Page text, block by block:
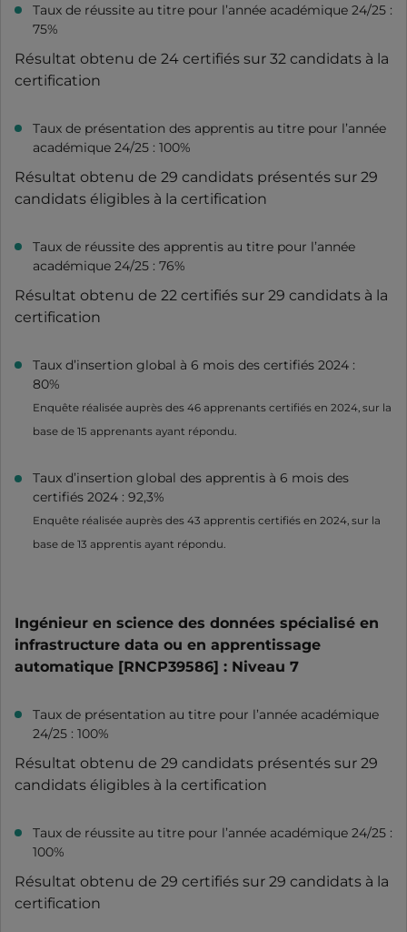
Taux de réussite au titre pour l’année académique 24/25 :
75%
Résultat obtenu de 24 certifiés sur 32 candidats à la
certification
Taux de présentation des apprentis au titre pour l’année
académique 24/25 : 100%
Résultat obtenu de 29 candidats présentés sur 29
candidats éligibles à la certification
Taux de réussite des apprentis au titre pour l’année
académique 24/25 : 76%
Résultat obtenu de 22 certifiés sur 29 candidats à la
certification
Taux d’insertion global à 6 mois des certifiés 2024 :
80%
Enquête réalisée auprès des 46 apprenants certifiés en 2024, sur la
base de 15 apprenants ayant répondu.
Taux d’insertion global des apprentis à 6 mois des
certifiés 2024 : 92,3%
Enquête réalisée auprès des 43 apprentis certifiés en 2024, sur la
base de 13 apprentis ayant répondu.
Ingénieur en science des données spécialisé en
infrastructure data ou en apprentissage
automatique [RNCP39586] : Niveau 7
Taux de présentation au titre pour l’année académique
24/25 : 100%
Résultat obtenu de 29 candidats présentés sur 29
candidats éligibles à la certification
Taux de réussite au titre pour l’année académique 24/25 :
100%
Résultat obtenu de 29 certifiés sur 29 candidats à la
certification